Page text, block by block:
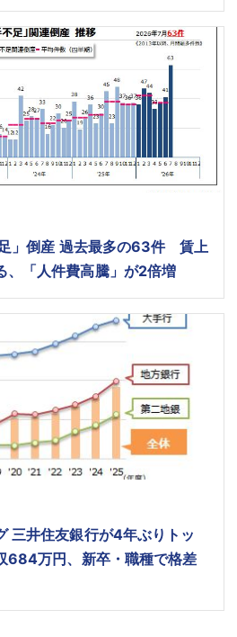
」倒産 過去最多の63件 賃上
、「人件費高騰」が2倍増
三井住友銀行が4年ぶりトッ
万円、新卒・職種で格差